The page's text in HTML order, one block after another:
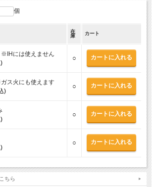
個
在
庫
カート
※IHには使えません
○
ス火にも使えます
)
○
○
○
ちら